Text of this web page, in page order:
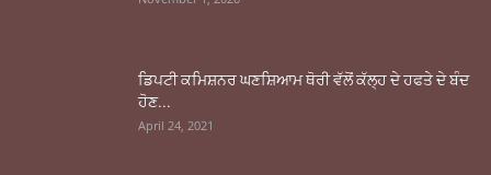
ਡਿਪਟੀ ਕਮਿਸ਼ਨਰ ਘਣਸ਼ਿਆਮ ਥੋਰੀ ਵੱਲੋਂ ਕੱਲ੍ਹ ਦੇ ਹਫਤੇ ਦੇ ਬੰਦ
ਹੋਣ...
April 24, 2021